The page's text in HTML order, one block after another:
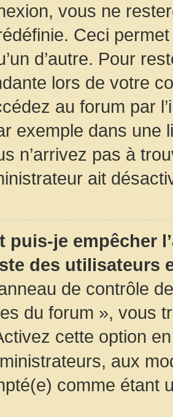
vous ne
Ceci
d’autre. Pour
lors de votre
au forum par
exemple dans une
n’arrivez pas à
ait
puis-je empêcher
des utilisateurs
de contrôle
du forum », vous
cette option
aux
comme étant